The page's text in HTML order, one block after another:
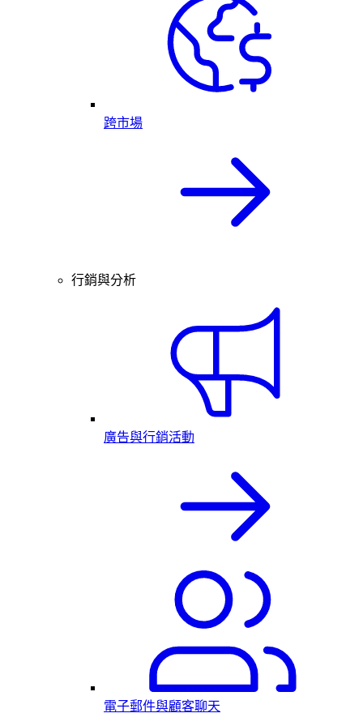
跨市場
行銷與分析
廣告與行銷活動
電子郵件與顧客聊天